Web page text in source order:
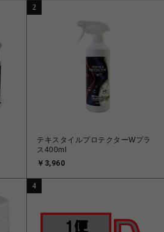
2
テキスタイルプロテクターWプラ
ス400ml
￥3,960
4